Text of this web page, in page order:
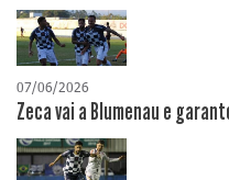
07/06/2026
Zeca vai a Blumenau e